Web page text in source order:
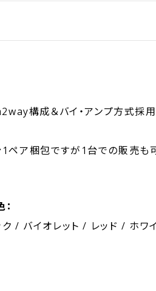
構成＆バイ・アンプ方式採用
ペア梱包ですが1台での販売も可
ク / バイオレット / レッド / ホワ